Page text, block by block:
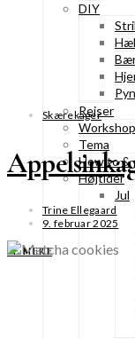
DIY
Rejser
Tema
How to &
Højtider
Jul
Skærekager
Trine Ellegaard
9. februar 2025
SE MERE